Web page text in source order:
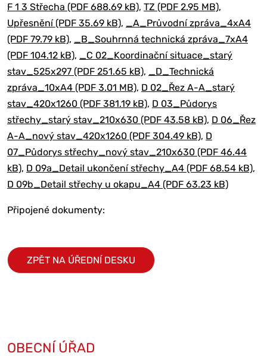
F 1 3 Střecha (PDF 688.69 kB), TZ (PDF 2.95 MB),
Upřesnění (PDF 35.69 kB), _A_Průvodní zpráva_4xA4
(PDF 79.79 kB), _B_Souhrnná technická zpráva_7xA4
(PDF 104.12 kB), _C 02_Koordinační situace_starý
stav_525x297 (PDF 251.65 kB), _D_Technická
zpráva_10xA4 (PDF 3.01 MB), D 02_Řez A-A_starý
stav_420x1260 (PDF 381.19 kB), D 03_Půdorys
střechy_starý stav_210x630 (PDF 43.58 kB), D 06_Řez
A-A_nový stav_420x1260 (PDF 304.49 kB), D
07_Půdorys střechy_nový stav_210x630 (PDF 46.44
kB), D 09a_Detail ukončení střechy_A4 (PDF 68.54 kB),
D 09b_Detail střechy u okapu_A4 (PDF 63.23 kB)
Připojené dokumenty:
ZPĚT NA ÚŘEDNÍ DESKU
OBECNÍ ÚŘAD